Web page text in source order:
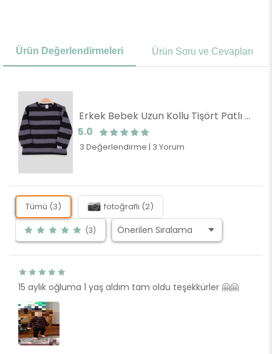
Ürün Değerlendirmeleri Ürün Soru ve Cevapları
Erkek Bebek Uzun Kollu Tişört Patlı Çizgili Siyah (9 Ay)
5.0
3 Değerlendirme | 3 Yorum
Tümü (3) fotoğraflı (2)
(3)
15 aylık oğluma 1 yaş aldım tam oldu teşekkürler 🤗🤗